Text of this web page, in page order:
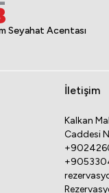
Seyahat Acentası
İletişim
Kalkan
Caddesi